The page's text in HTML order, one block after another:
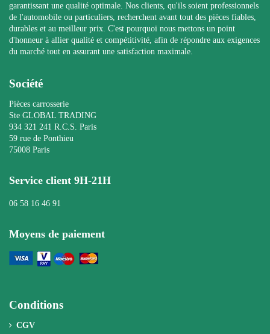
garantissant une qualité optimale. Nos clients, qu'ils soient professionnels
de l'automobile ou particuliers, recherchent avant tout des pièces fiables,
durables et au meilleur prix. C'est pourquoi nous mettons un point
d'honneur à allier qualité et compétitivité, afin de répondre aux exigences
du marché tout en assurant une satisfaction maximale.
Société
Pièces carrosserie
Ste GLOBAL TRADING
934 321 241 R.C.S. Paris
59 rue de Ponthieu
75008 Paris
Service client 9H-21H
06 58 16 46 91
Moyens de paiement
Conditions
CGV